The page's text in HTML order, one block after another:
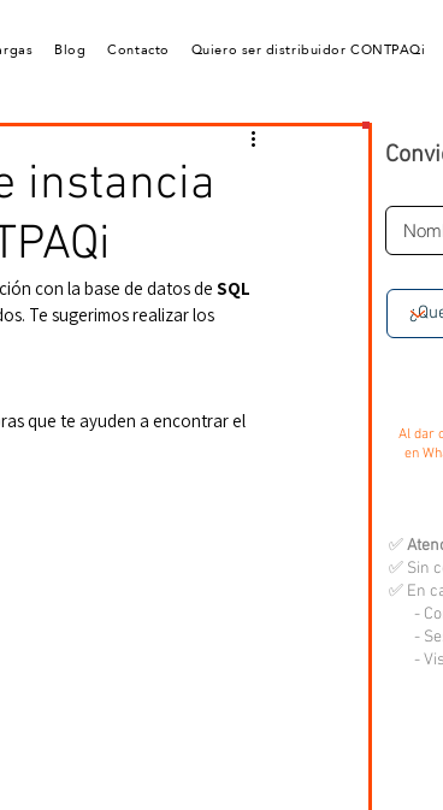
Blog Contacto Quiero ser distribuidor CONTPAQi
instancia
con la base de datos de SQL
Te sugerimos realizar los
que te ayuden a encontrar el
Al dar
en
✅
✅ Sin
✅ En
-
-
-